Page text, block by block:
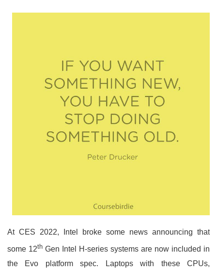
At CES 2022, Intel broke some news announcing that
some 12th Gen Intel H-series systems are now included in
the Evo platform spec. Laptops with these CPUs,